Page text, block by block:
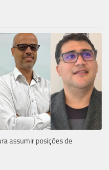
assumir posições de